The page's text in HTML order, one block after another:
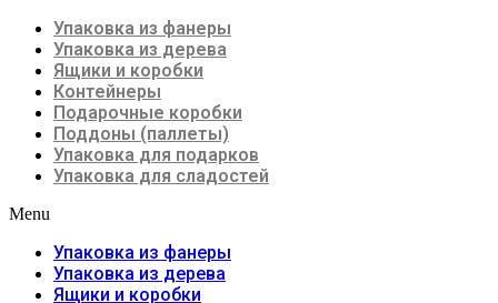
Упаковка из фанеры
Упаковка из дерева
Ящики и коробки
Контейнеры
Подарочные коробки
Поддоны (паллеты)
Упаковка для подарков
Упаковка для сладостей
Menu
Упаковка из фанеры
Упаковка из дерева
Ящики и коробки